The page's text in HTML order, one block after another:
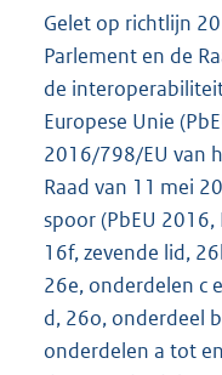
Gelet op richtlijn
Parlement en de
de
Europese Unie
2016/798/EU van
Raad van 11 mei
spoor (PbEU
16f, zevende lid,
26e, onderdelen c
d, 26o, onderdeel
onderdelen a tot